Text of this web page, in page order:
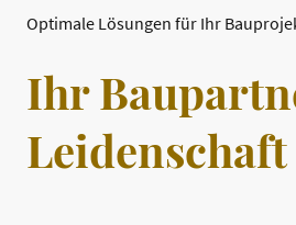
Optimale Lösungen für Ihr
Ihr
Leidenschaft